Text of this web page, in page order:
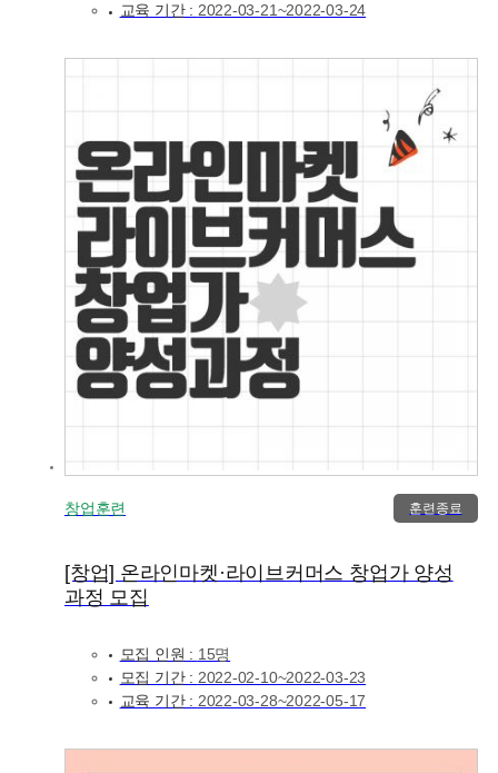
교육 기간 : 2022-03-21~2022-03-24
창업훈련 훈련종료
[창업] 온라인마켓·라이브커머스 창업가 양성
과정 모집
모집 인원 : 15명
모집 기간 : 2022-02-10~2022-03-23
교육 기간 : 2022-03-28~2022-05-17